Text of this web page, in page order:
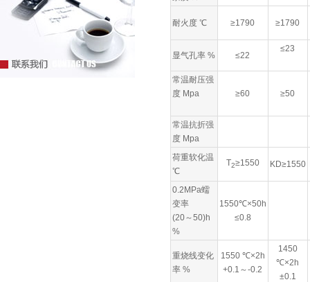
耐火度 ℃ ≥1790 ≥1790
显气孔率 % ≤22
≤23
常温耐压强
度 Mpa
≥60 ≥50
常温抗折强
度 Mpa
荷重软化温
℃
T2≥1550 KD≥1550
0.2MPa蠕
变率
(20～50)h
%
1550℃×50h
≤0.8
重烧线变化
率 %
1550 ℃×2h
+0.1～-0.2
1450
℃×2h
±0.1